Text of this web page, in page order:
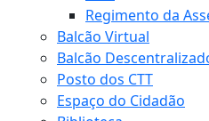
Regimento da
Balcão Virtual
Balcão
Posto dos CTT
Espaço do Cidadão